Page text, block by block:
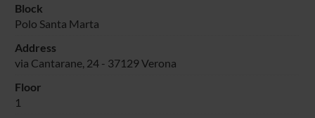
Block
Polo Santa Marta
Address
via Cantarane, 24 - 37129 Verona
Floor
1